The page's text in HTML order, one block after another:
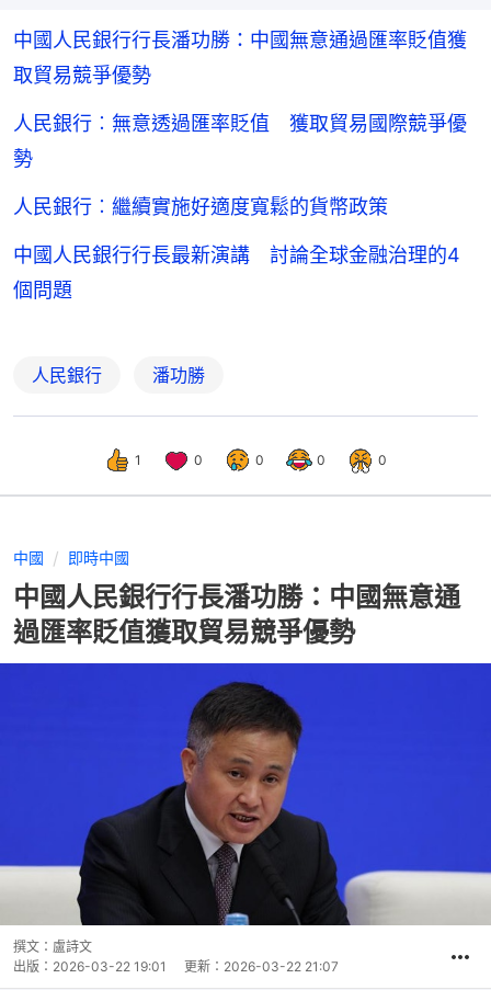
中國人民銀行行長潘功勝：中國無意通過匯率貶值獲
取貿易競爭優勢
人民銀行︰無意透過匯率貶值 獲取貿易國際競爭優
勢
人民銀行︰繼續實施好適度寬鬆的貨幣政策
中國人民銀行行長最新演講 討論全球金融治理的4
個問題
人民銀行 潘功勝
1 0 0 0 0
中國 即時中國
中國人民銀行行長潘功勝：中國無意通
過匯率貶值獲取貿易競爭優勢
撰文： 盧詩文
出版： 2026-03-22 19:01 更新： 2026-03-22 21:07